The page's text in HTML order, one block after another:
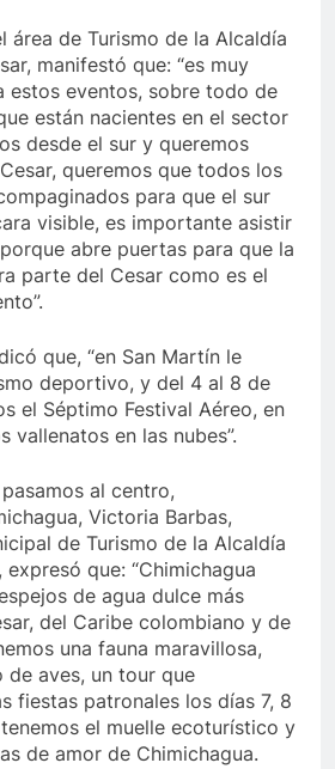
área de Turismo de la Alcaldía
manifestó que: “es muy
estos eventos, sobre todo de
están nacientes en el sector
desde el sur y queremos
queremos que todos los
para que el sur
visible, es importante asistir
abre puertas para que la
parte del Cesar como es el
que, “en San Martín le
deportivo, y del 4 al 8 de
el Séptimo Festival Aéreo, en
vallenatos en las nubes”.
al centro,
Victoria Barbas,
de Turismo de la Alcaldía
que: “Chimichagua
de agua dulce más
del Caribe colombiano y de
una fauna maravillosa,
de aves, un tour que
fiestas patronales los días 7, 8
el muelle ecoturístico y
de amor de Chimichagua.